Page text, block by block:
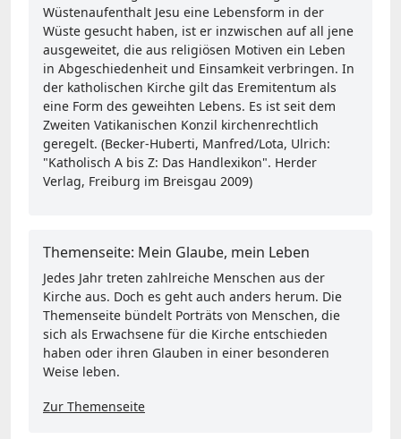
Wüstenaufenthalt Jesu eine Lebensform in der
Wüste gesucht haben, ist er inzwischen auf all jene
ausgeweitet, die aus religiösen Motiven ein Leben
in Abgeschiedenheit und Einsamkeit verbringen. In
der katholischen Kirche gilt das Eremitentum als
eine Form des geweihten Lebens. Es ist seit dem
Zweiten Vatikanischen Konzil kirchenrechtlich
geregelt. (Becker-Huberti, Manfred/Lota, Ulrich:
"Katholisch A bis Z: Das Handlexikon". Herder
Verlag, Freiburg im Breisgau 2009)
Themenseite: Mein Glaube, mein Leben
Jedes Jahr treten zahlreiche Menschen aus der
Kirche aus. Doch es geht auch anders herum. Die
Themenseite bündelt Porträts von Menschen, die
sich als Erwachsene für die Kirche entschieden
haben oder ihren Glauben in einer besonderen
Weise leben.
Zur Themenseite